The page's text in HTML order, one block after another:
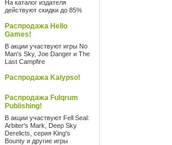
На каталог издателя
действуют скидки до 85%
Распродажа Hello
Games!
В акции участвуют игры No
Man's Sky, Joe Danger и The
Last Campfire
Распродажа Kalypso!
Распродажа Fulqrum
Publishing!
В акции участвуют Fell Seal:
Arbiter's Mark, Deep Sky
Derelicts, серия King's
Bounty и другие игры